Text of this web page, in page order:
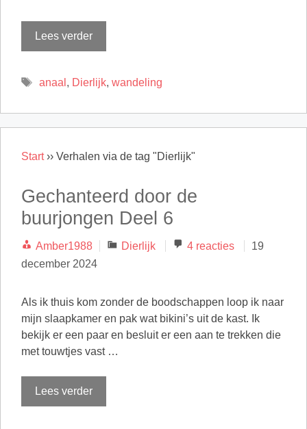
Lees verder
Tags
anaal , Dierlijk, wandeling
Start›› Verhalen via de tag "Dierlijk"
Gechanteerd door de
buurjongen Deel 6
Amber1988 Categorieën
Dierlijk 4 reacties
19
december 2024
Als ik thuis kom zonder de boodschappen loop ik naar
mijn slaapkamer en pak wat bikini’s uit de kast. Ik
bekijk er een paar en besluit er een aan te trekken die
met touwtjes vast …
Lees verder